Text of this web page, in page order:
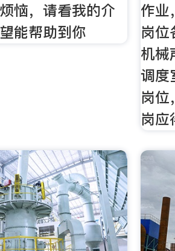
恼，请看我的介
能帮助到你
作业
岗
机械
调度
岗位
岗应